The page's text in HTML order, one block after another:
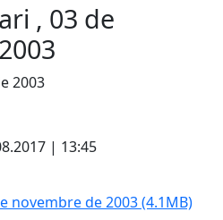
, 03 de
2003
| 13:45
novembre de 2003(4.1MB)